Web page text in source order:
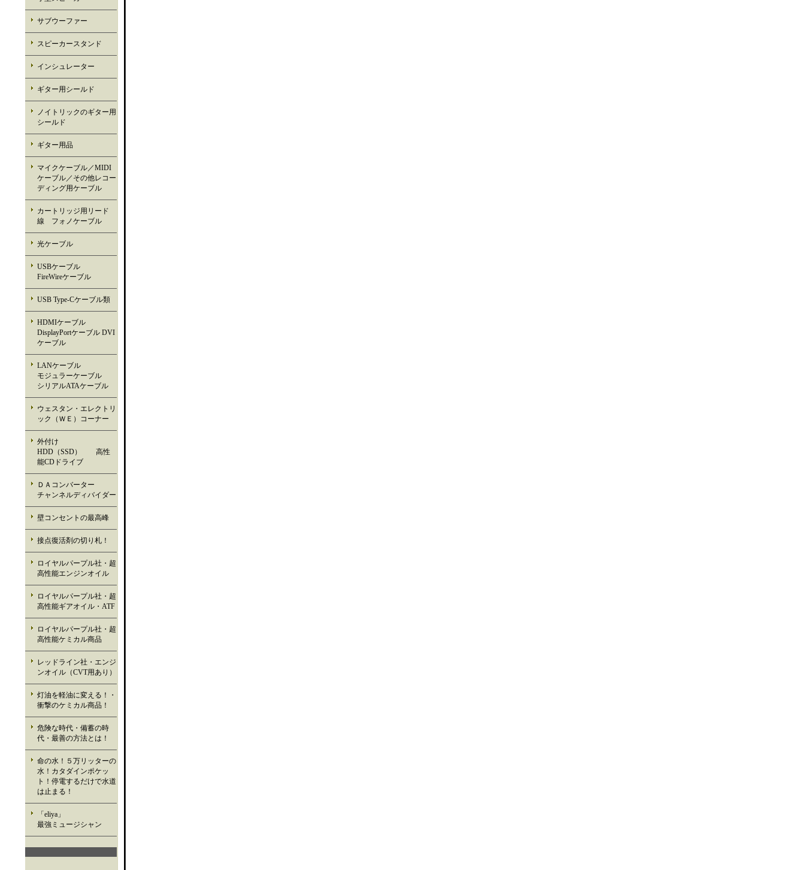
サブウーファー
スピーカースタンド
インシュレーター
ギター用シールド
ノイトリックのギター用
シールド
ギター用品
マイクケーブル／MIDI
ケーブル／その他レコー
ディング用ケーブル
カートリッジ用リード
線 フォノケーブル
光ケーブル
USBケーブル
FireWireケーブル
USB Type-Cケーブル類
HDMIケーブル
DisplayPortケーブル DVI
ケーブル
LANケーブル
モジュラーケーブル
シリアルATAケーブル
ウェスタン・エレクトリ
ック（ＷＥ）コーナー
外付け
HDD（SSD） 高性
能CDドライブ
ＤＡコンバーター
チャンネルディバイダー
壁コンセントの最高峰
接点復活剤の切り札！
ロイヤルパープル社・超
高性能エンジンオイル
ロイヤルパープル社・超
高性能ギアオイル・ATF
ロイヤルパープル社・超
高性能ケミカル商品
レッドライン社・エンジ
ンオイル（CVT用あり）
灯油を軽油に変える！・
衝撃のケミカル商品！
危険な時代・備蓄の時
代・最善の方法とは！
命の水！５万リッターの
水！カタダインポケッ
ト！停電するだけで水道
は止まる！
「eliya」
最強ミュージシャン